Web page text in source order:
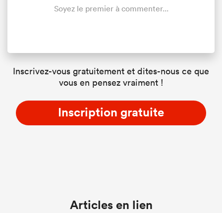
Soyez le premier à commenter...
Inscrivez-vous gratuitement et dites-nous ce que
vous en pensez vraiment !
Inscription gratuite
Articles en lien